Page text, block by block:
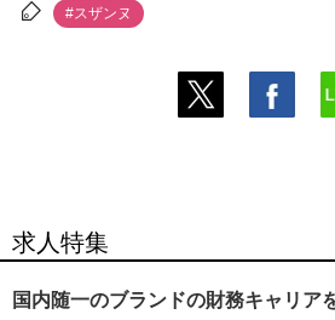
#スザンヌ
求人特集
国内随一のブランドの財務キャリア